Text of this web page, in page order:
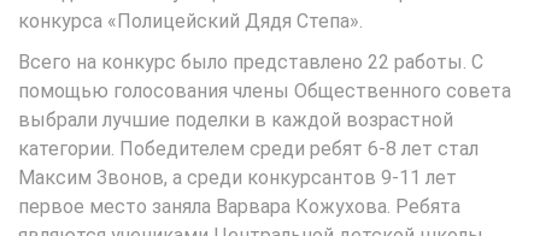
конкурса «Полицейский Дядя Степа».
Всего на конкурс было представлено 22 работы. С
помощью голосования члены Общественного совета
выбрали лучшие поделки в каждой возрастной
категории. Победителем среди ребят 6-8 лет стал
Максим Звонов, а среди конкурсантов 9-11 лет
первое место заняла Варвара Кожухова. Ребята